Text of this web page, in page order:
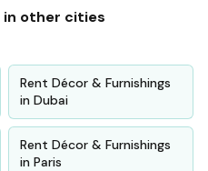
in other cities
Rent Décor & Furnishings
in Dubai
Rent Décor & Furnishings
in Paris